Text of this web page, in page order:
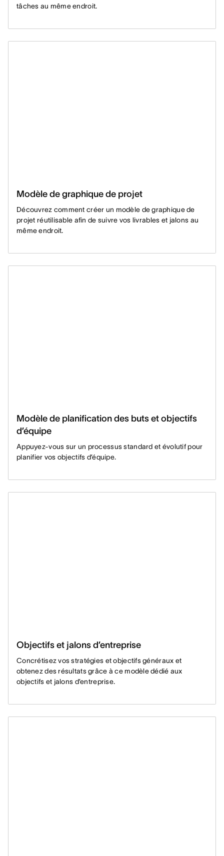
tâches au même endroit.
Modèle de graphique de projet
Découvrez comment créer un modèle de graphique de
projet réutilisable afin de suivre vos livrables et jalons au
même endroit.
Modèle de planification des buts et objectifs
d’équipe
Appuyez-vous sur un processus standard et évolutif pour
planifier vos objectifs d’équipe.
Objectifs et jalons d’entreprise
Concrétisez vos stratégies et objectifs généraux et
obtenez des résultats grâce à ce modèle dédié aux
objectifs et jalons d’entreprise.